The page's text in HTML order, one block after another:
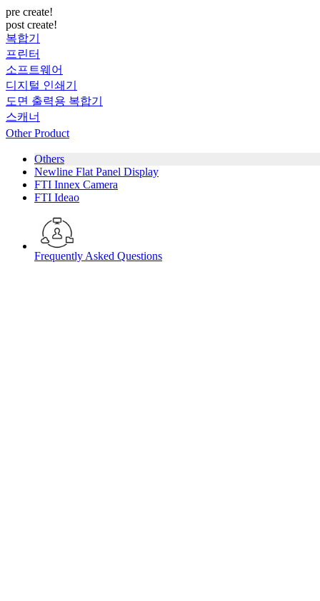
pre create!
post create!
복합기
프린터
소프트웨어
디지털 인쇄기
도면 출력용 복합기
스캐너
Other Product
Others
Newline Flat Panel Display
FTI Innex Camera
FTI Ideao
Frequently Asked Questions